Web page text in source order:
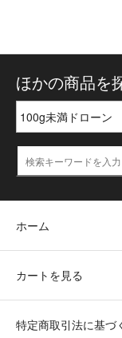
ほかの商品を
ホーム
カートを見る
特定商取引法に基づ